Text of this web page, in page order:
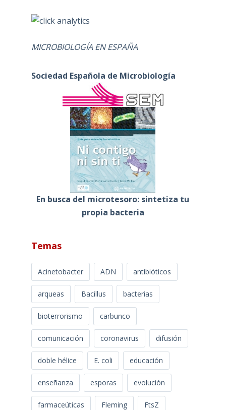
MICROBIOLOGÍA EN ESPAÑA
Sociedad Española de Microbiología
En busca del microtesoro: sintetiza tu
propia bacteria
Temas
Acinetobacter ADN antibióticos
arqueas Bacillus bacterias
bioterrorismo carbunco
comunicación coronavirus difusión
doble hélice E. coli educación
enseñanza esporas evolución
farmaceúticas Fleming FtsZ